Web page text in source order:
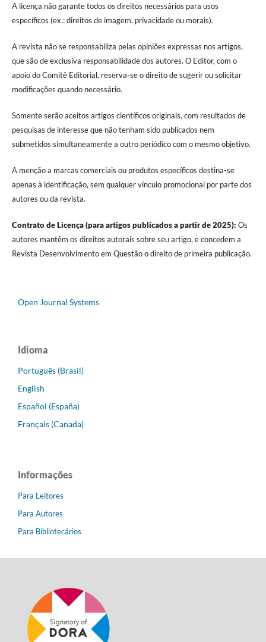
A licença não garante todos os direitos necessários para usos
específicos (ex.: direitos de imagem, privacidade ou morais).
A revista não se responsabiliza pelas opiniões expressas nos artigos,
que são de exclusiva responsabilidade dos autores. O Editor, com o
apoio do Comitê Editorial, reserva-se o direito de sugerir ou solicitar
modificações quando necessário.
Somente serão aceitos artigos científicos originais, com resultados de
pesquisas de interesse que não tenham sido publicados nem
submetidos simultaneamente a outro periódico com o mesmo objetivo.
A menção a marcas comerciais ou produtos específicos destina-se
apenas à identificação, sem qualquer vínculo promocional por parte dos
autores ou da revista.
Contrato de Licença (para artigos publicados a partir de 2025): Os
autores mantêm os direitos autorais sobre seu artigo, e concedem a
Revista Desenvolvimento em Questão o direito de primeira publicação.
Open Journal Systems
Idioma
Português (Brasil)
English
Español (España)
Français (Canada)
Informações
Para Leitores
Para Autores
Para Bibliotecários